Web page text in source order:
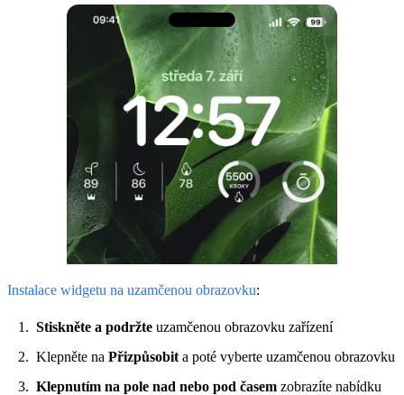
Instalace widgetu na uzamčenou obrazovku:
Stiskněte a podržte uzamčenou obrazovku zařízení
Klepněte na Přizpůsobit a poté vyberte uzamčenou obrazovku
Klepnutím na pole nad nebo pod časem zobrazíte nabídku